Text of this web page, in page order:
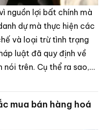
nguồn lợi bất chính mà
dự mà thực hiện các
và loại trừ tình trạng
luật đã quy định về
nói trên. Cụ thể ra sao,
mua bán hàng hoá